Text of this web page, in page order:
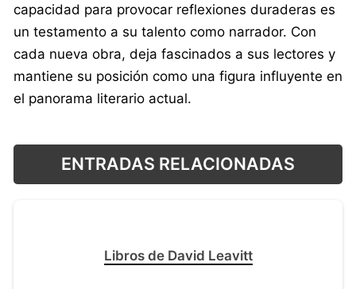
capacidad para provocar reflexiones duraderas es
un testamento a su talento como narrador. Con
cada nueva obra, deja fascinados a sus lectores y
mantiene su posición como una figura influyente en
el panorama literario actual.
ENTRADAS RELACIONADAS
Libros de David Leavitt